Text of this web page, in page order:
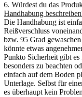
6. Würdest du das
Handhabung
Die Handhabung ist
Reißverschluss
bzw. 95 Grad
könnte etwas
Punkto Sicherheit gibt
besonders zu beachten
einfach auf dem Boden
Unterlage. Selbst für
es überhaupt kein